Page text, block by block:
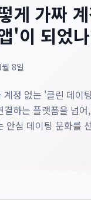
게 가짜
'이 되었
8일
계정 없는 '클린 데이
하는 플랫폼을 넘
안심 데이팅 문화를